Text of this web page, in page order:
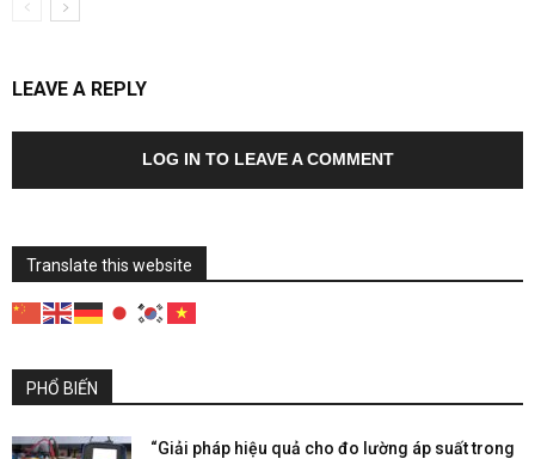
LEAVE A REPLY
LOG IN TO LEAVE A COMMENT
Translate this website
PHỔ BIẾN
“Giải pháp hiệu quả cho đo lường áp suất trong